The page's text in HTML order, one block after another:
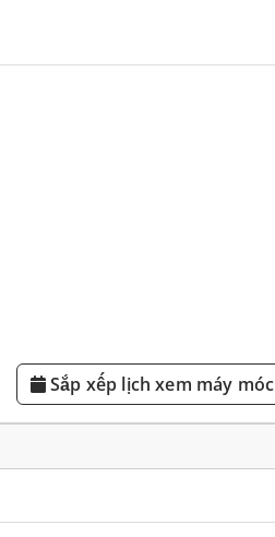
Sắp xếp lịch xem máy móc